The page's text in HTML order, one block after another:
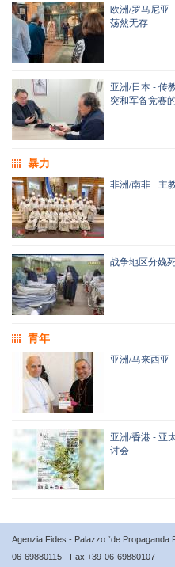
欧洲/罗马尼亚
荡然无存
亚洲/日本 - 传
突和军备竞赛
暴力
非洲/南非 - 主
战争地区分娩
青年
亚洲/马来西亚
亚洲/香港 - 亚
讨会
Agenzia Fides - Palazzo “de Propaganda
06-69880115 - Fax +39-06-69880107